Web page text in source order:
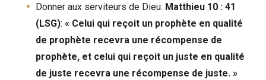
Donner aux serviteurs de Dieu: Matthieu 10 : 41
(LSG): « Celui qui reçoit un prophète en qualité
de prophète recevra une récompense de
prophète, et celui qui reçoit un juste en qualité
de juste recevra une récompense de juste. »